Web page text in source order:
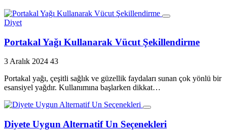
Diyet
Portakal Yağı Kullanarak Vücut Şekillendirme
3 Aralık 2024 43
Portakal yağı, çeşitli sağlık ve güzellik faydaları sunan çok yönlü bir
esansiyel yağdır. Kullanımına başlarken dikkat…
Diyete Uygun Alternatif Un Seçenekleri